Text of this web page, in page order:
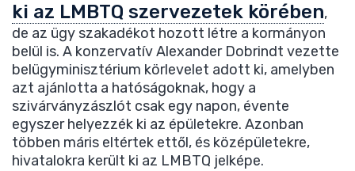
ki az LMBTQ szervezetek körében,
de az ügy szakadékot hozott létre a kormányon
belül is. A konzervatív Alexander Dobrindt vezette
belügyminisztérium körlevelet adott ki, amelyben
azt ajánlotta a hatóságoknak, hogy a
szivárványzászlót csak egy napon, évente
egyszer helyezzék ki az épületekre. Azonban
többen máris eltértek ettől, és középületekre,
hivatalokra került ki az LMBTQ jelképe.